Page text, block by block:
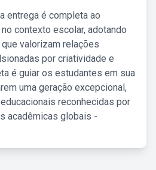
entrega é completa ao
contexto escolar, adotando
valorizam relações
por criatividade e
é guiar os estudantes em sua
uma geração excepcional,
reconhecidas por
acadêmicas globais -